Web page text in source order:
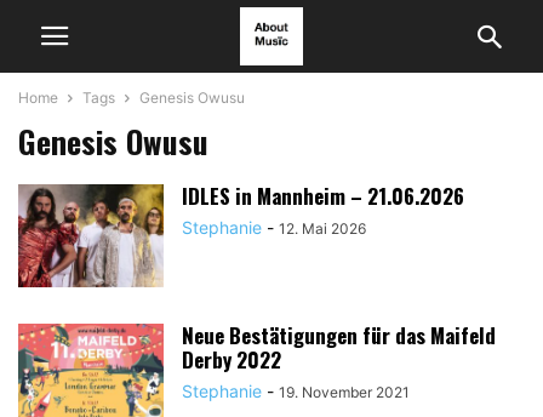
Home Tags Genesis Owusu
Genesis Owusu
IDLES in Mannheim – 21.06.2026
Stephanie - 12. Mai 2026
Neue Bestätigungen für das Maifeld
Derby 2022
Stephanie - 19. November 2021